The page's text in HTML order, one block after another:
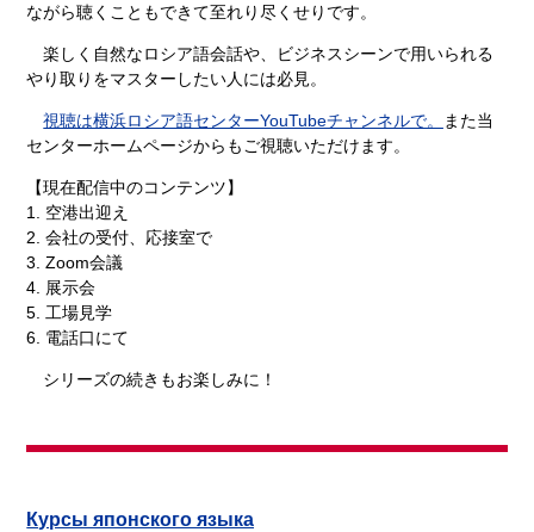
ながら聴くこともできて至れり尽くせりです。
楽しく自然なロシア語会話や、ビジネスシーンで用いられる
やり取りをマスターしたい人には必見。
視聴は横浜ロシア語センターYouTubeチャンネルで。
また当
センターホームページからもご視聴いただけます。
【現在配信中のコンテンツ】
1. 空港出迎え
2. 会社の受付、応接室で
3. Zoom会議
4. 展示会
5. 工場見学
6. 電話口にて
シリーズの続きもお楽しみに！
Курсы японского языка